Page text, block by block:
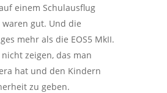
einem Schulausflug
gut. Und die
mehr als die EOS5 MkII.
zeigen, das man
hat und den Kindern
zu geben.